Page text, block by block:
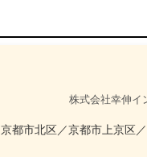
株式会社幸伸イ
京都市北区／京都市上京区